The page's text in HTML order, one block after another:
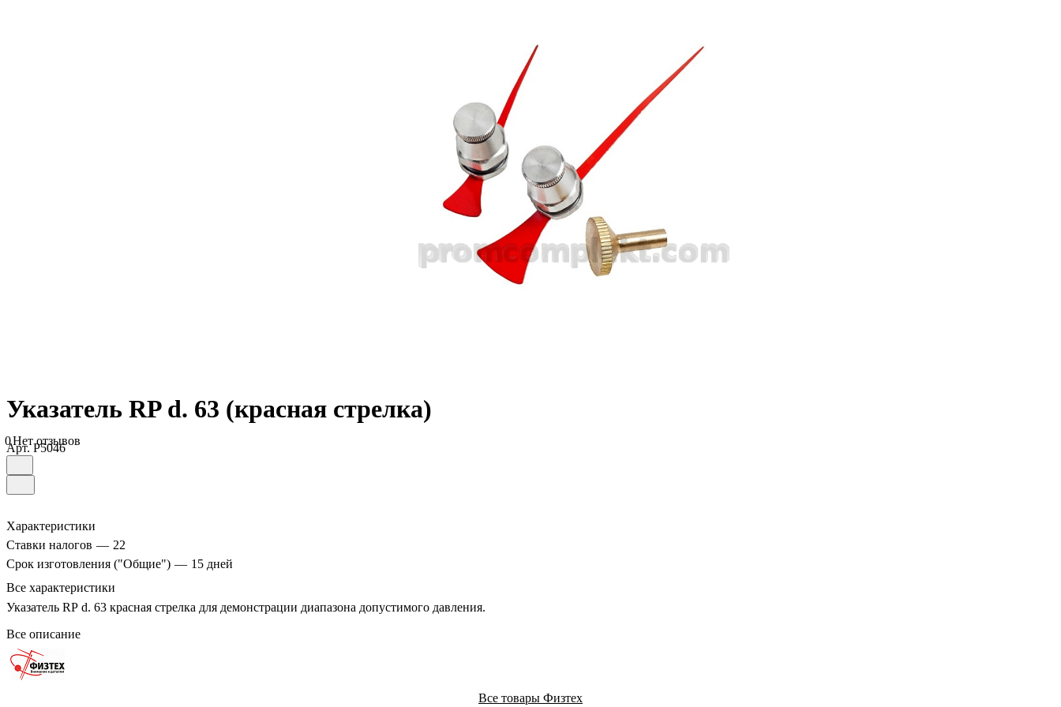
Указатель RP d. 63 (красная стрелка)
0Нет отзывов
Арт.P5046
Характеристики
Ставки налогов — 22
Срок изготовления ("Общие") — 15 дней
Все характеристики
Указатель RP d. 63 красная стрелка для демонстрации диапазона допустимого давления.
Все описание
Все товары Физтех